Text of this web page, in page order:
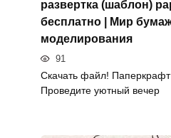
развертка (шаблон)
бесплатно | Мир
моделирования
91
Скачать файл! Паперкрафт
Проведите уютный вечер